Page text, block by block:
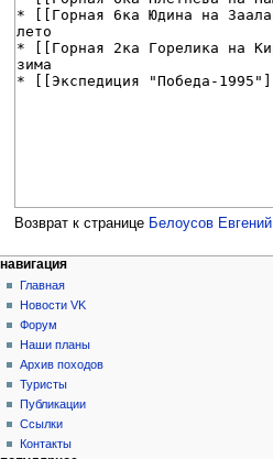
Возврат к странице Белоусов Евгений.
Н
а
в
и
а
ц
и
действия на странице
статья
обсуждение
читать
просмотр
кода
история
персональные инструменты
создать
учётную
запись
войти
навигация
Главная
Новости VK
Форум
Наши планы
Архив походов
Туристы
Публикации
Ссылки
Контакты